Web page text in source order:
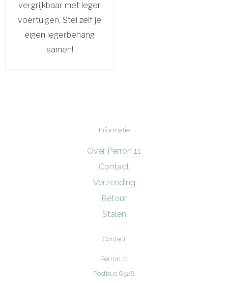
vergrijkbaar met leger
voertuigen. Stel zelf je
eigen legerbehang
samen!
Informatie
Over Perron 11
Contact
Verzending
Retour
Stalen
Contact
Perron 11
Postbus 8528